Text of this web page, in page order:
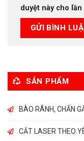
duyệt này cho
SẢN PHẨM
BÀO RÃNH, CHẤN
CẮT LASER THEO